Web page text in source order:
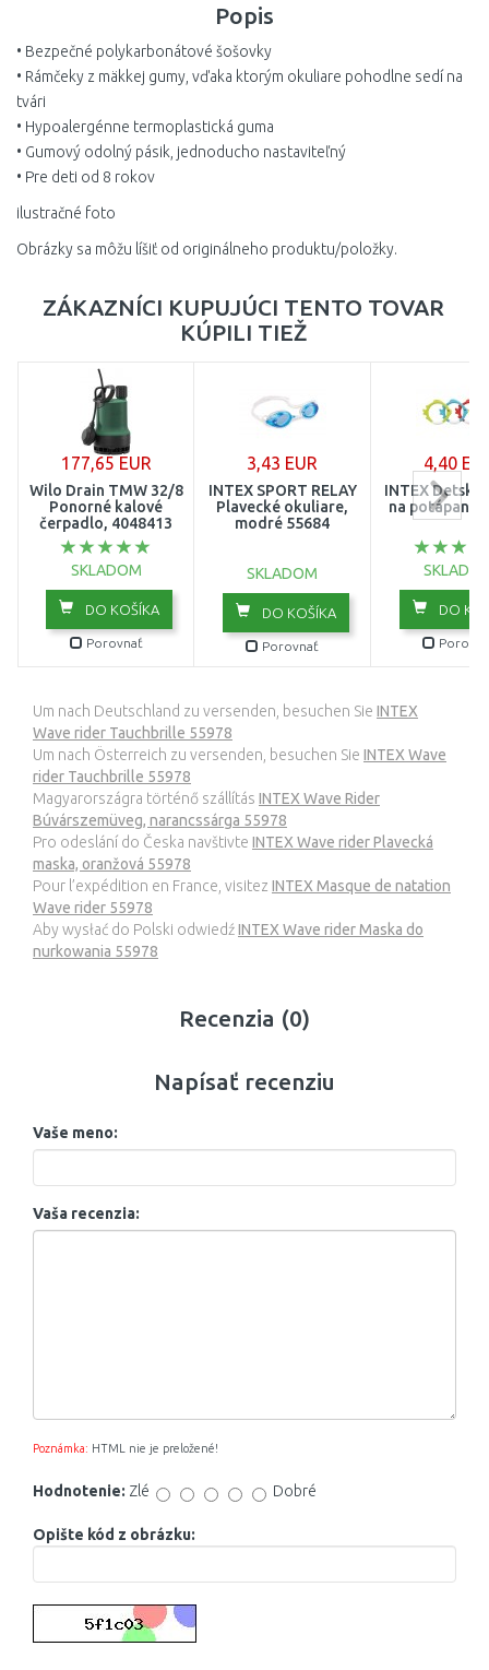
Popis
• Bezpečné polykarbonátové šošovky
• Rámčeky z mäkkej gumy, vďaka ktorým okuliare pohodlne sedí na
tvári
• Hypoalergénne termoplastická guma
• Gumový odolný pásik, jednoducho nastaviteľný
• Pre deti od 8 rokov
ilustračné foto
Obrázky sa môžu líšiť od originálneho produktu/položky.
ZÁKAZNÍCI KUPUJÚCI TENTO TOVAR
KÚPILI TIEŽ
177,65 EUR
Wilo Drain TMW 32/8
Ponorné kalové
čerpadlo, 4048413
SKLADOM
DO KOŠÍKA
Porovnať
3,43 EUR
INTEX SPORT RELAY
Plavecké okuliare,
modré 55684
SKLADOM
DO KOŠÍKA
Porovnať
4,40
INTEX Detské
na potápanie
DO
Um nach Deutschland zu versenden, besuchen Sie INTEX
Wave rider Tauchbrille 55978
Um nach Österreich zu versenden, besuchen Sie INTEX Wave
rider Tauchbrille 55978
Magyarországra történő szállítás INTEX Wave Rider
Búvárszemüveg, narancssárga 55978
Pro odeslání do Česka navštivte INTEX Wave rider Plavecká
maska, oranžová 55978
Pour l’expédition en France, visitez INTEX Masque de natation
Wave rider 55978
Aby wysłać do Polski odwiedźINTEX Wave rider Maska do
nurkowania 55978
Recenzia (0)
Napísať recenziu
Vaše meno:
Vaša recenzia:
Poznámka: HTML nie je preložené!
Hodnotenie: Zlé Dobré
Opište kód z obrázku: